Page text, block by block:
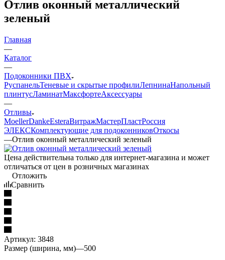
Отлив оконный металлический
зеленый
Главная
—
Каталог
—
Подоконники ПВХ
РуспанельТеневые и скрытые профилиЛепнинаНапольный
плинтусЛаминатМаксфортеАксессуары
—
Отливы
MoellerDankeEsteraВитражМастерПластРоссия
ЭЛЕКСКомплектующие для подоконниковОткосы
—Отлив оконный металлический зеленый
Цена действительна только для интернет-магазина и может
отличаться от цен в розничных магазинах
Отложить
Сравнить
Артикул: 3848
Размер (ширина, мм)—500